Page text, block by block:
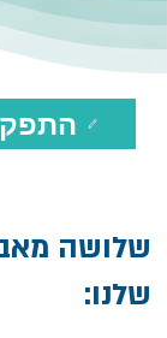
שלושה
שלנו: